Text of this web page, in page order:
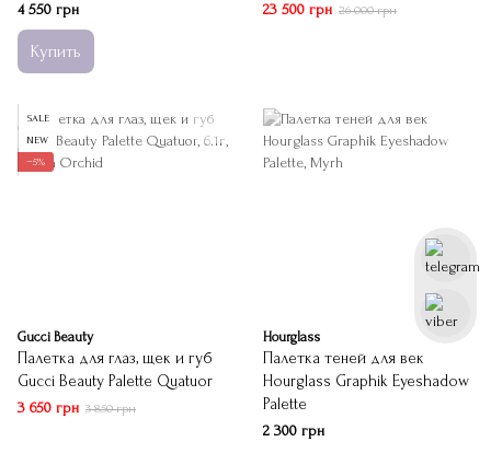
4 550 грн
Купить
23 500 грн 26 000 грн
SALE
NEW
−5%
Gucci Beauty
Палетка для глаз, щек и губ
Gucci Beauty Palette Quatuor
3 650 грн 3 850 грн
Hourglass
Палетка теней для век
Hourglass Graphik Eyeshadow
Palette
2 300 грн